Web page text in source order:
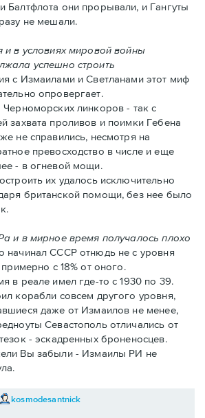
Балтфлота они прорывали, и Гангуты
не мешали.
и в условиях мировой войны
успешно строить
с Измаилами и Светланами этот миф
опровергает.
Черноморских линкоров - так с
захвата проливов и поимки Гебена
не справились, несмотря на
превосходство в числе и еще
- в огневой мощи.
их удалось исключительно
британской помощи, без нее было
и в мирное время получалось плохо
начинал СССР отнюдь не с уровня
примерно с 18% от оного.
в реале имел где-то с 1930 по 39.
корабли совсем другого уровня,
даже от Измаилов не менее,
Севастополь отличались от
- эскадренных броненосцев.
Вы забыли - Измаилы РИ не
kosmodesantnick